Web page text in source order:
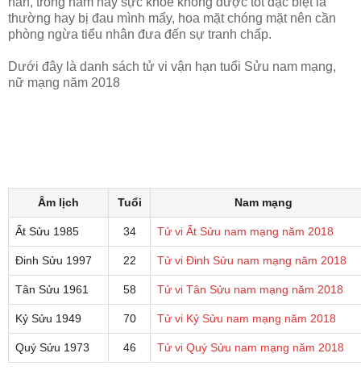
thường hay bị đau mình mẩy, hoa mặt chóng mặt nên cần
phòng ngừa tiểu nhân đưa đến sự tranh chấp.
Dưới đây là danh sách tử vi vận hạn tuổi Sửu nam mạng,
nữ mạng năm 2018
Âm lịch Tuổi Nam mạng
Ất Sửu 1985 34 Tử vi Ất Sửu nam mạng năm 2018
Đinh Sửu 1997 22 Tử vi Đinh Sửu nam mạng năm 2018
Tân Sửu 1961 58 Tử vi Tân Sửu nam mạng năm 2018
Kỷ Sửu 1949 70 Tử vi Kỷ Sửu nam mạng năm 2018
Quý Sửu 1973 46 Tử vi Quý Sửu nam mạng năm 2018